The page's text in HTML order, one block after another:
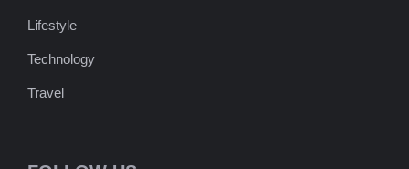
Lifestyle
Technology
Travel